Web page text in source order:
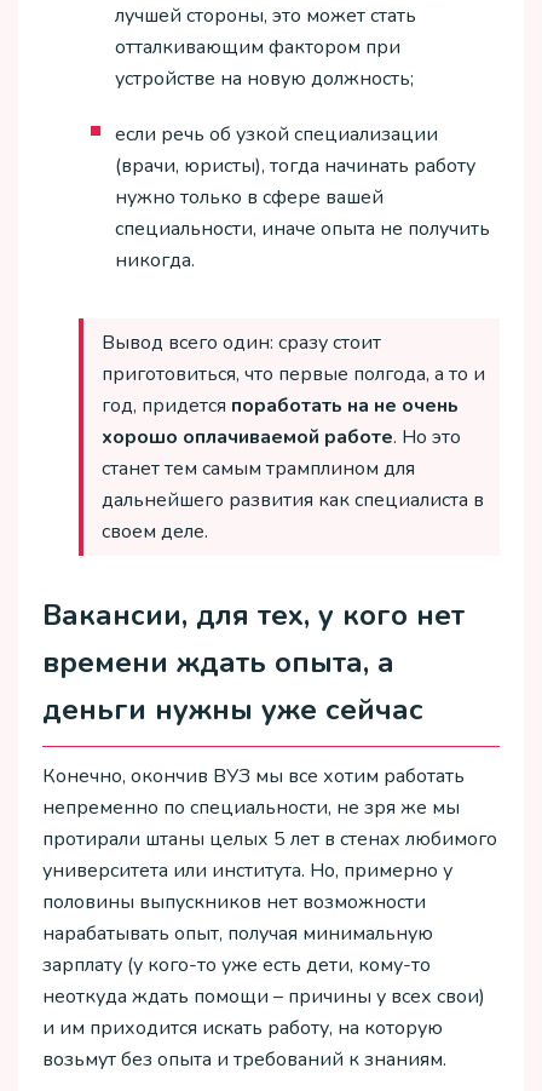
лучшей стороны, это может стать
отталкивающим фактором при
устройстве на новую должность;
если речь об узкой специализации
(врачи, юристы), тогда начинать работу
нужно только в сфере вашей
специальности, иначе опыта не получить
никогда.
Вывод всего один: сразу стоит
приготовиться, что первые полгода, а то и
год, придется поработать на не очень
хорошо оплачиваемой работе. Но это
станет тем самым трамплином для
дальнейшего развития как специалиста в
своем деле.
Вакансии, для тех, у кого нет
времени ждать опыта, а
деньги нужны уже сейчас
Конечно, окончив ВУЗ мы все хотим работать
непременно по специальности, не зря же мы
протирали штаны целых 5 лет в стенах любимого
университета или института. Но, примерно у
половины выпускников нет возможности
нарабатывать опыт, получая минимальную
зарплату (у кого-то уже есть дети, кому-то
неоткуда ждать помощи – причины у всех свои)
и им приходится искать работу, на которую
возьмут без опыта и требований к знаниям.